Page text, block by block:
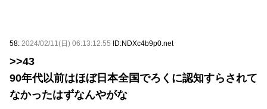
58: 2024/02/11(日) 06:13:12.55 ID:NDXc4b9p0.net
>>43
90年代以前はほぼ日本全国でろくに認知すらされて
なかったはずなんやがな